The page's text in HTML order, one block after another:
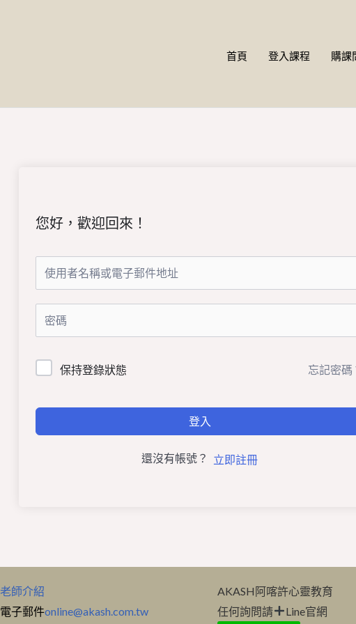
首頁 登入課程 購課
您好，歡迎回來！
保持登錄狀態 忘記密碼
登入
還沒有帳號？ 立即註冊
老師介紹
電子郵件online@akash.com.tw
AKASH阿喀許心靈教育
任何詢問請
Line官網